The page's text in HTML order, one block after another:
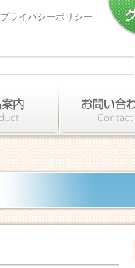
プライバシーポリシー